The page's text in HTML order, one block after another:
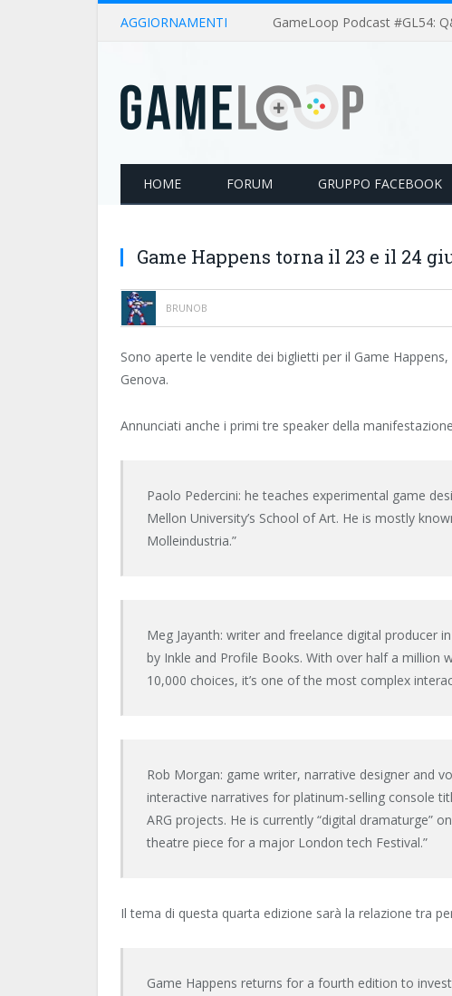
AGGIORNAMENTI
HOME FORUM GRUPPO FACEBOOK
Game Happens torna il 23 e il 24
BRUNOB
Sono aperte le vendite dei biglietti per il Game
Genova.
Annunciati anche i primi tre speaker della
Paolo Pedercini: he teaches experimental game
Mellon University’s School of Art. He is mostly
Molleindustria.”
Meg Jayanth: writer and freelance digital producer
by Inkle and Profile Books. With over half a million
10,000 choices, it’s one of the most complex
Rob Morgan: game writer, narrative designer and
interactive narratives for platinum-selling console
ARG projects. He is currently “digital dramaturge”
theatre piece for a major London tech Festival.”
Il tema di questa quarta edizione sarà la relazione tra
Game Happens returns for a fourth edition to